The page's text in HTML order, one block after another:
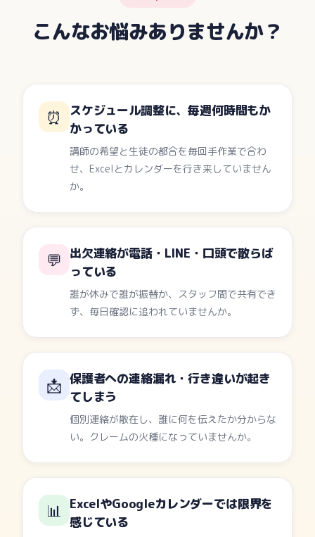
こんなお悩みありませんか？
⏰
スケジュール調整に、毎週何時間もか
かっている
講師の希望と生徒の都合を毎回手作業で合わ
せ、Excelとカレンダーを行き来していません
か。
💬
出欠連絡が電話・LINE・口頭で散らば
っている
誰が休みで誰が振替か、スタッフ間で共有でき
ず、毎日確認に追われていませんか。
📩 保護者への連絡漏れ・行き違いが起き
てしまう
個別連絡が散在し、誰に何を伝えたか分からな
い。クレームの火種になっていませんか。
📊
ExcelやGoogleカレンダーでは限界を
感じている